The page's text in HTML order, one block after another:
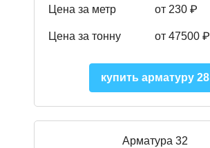
Цена за метр от 230 ₽
Цена за тонну от 47500 ₽
купить арматуру 28
Арматура 32